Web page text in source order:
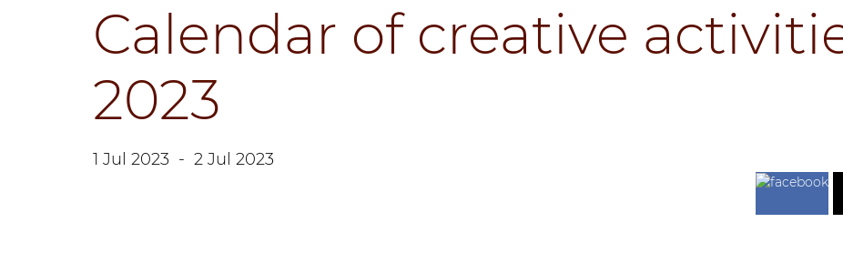
Calendar of creative
2023
1 Jul 2023 - 2 Jul 2023